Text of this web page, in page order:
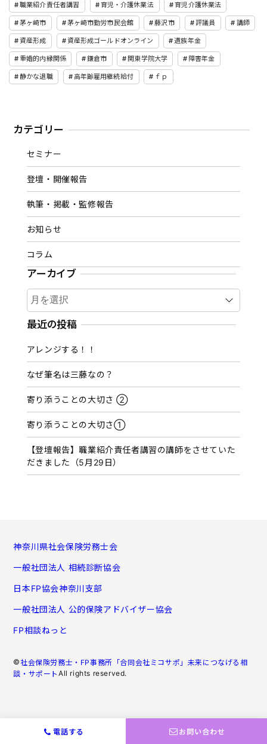
職業紹介責任者講習 育児・介護休業法 育児介護休業法
茅ヶ崎市 茅ヶ崎市勤労市民会館 藤沢市 評議員 講師
資産形成 資産形成ゴールドオンライン 遺族年金
重婚的内縁関係 鎌倉市 関東学院大学 障害年金
静かな退職 高年齢雇用継続給付 ｆｐ
カテゴリー
セミナー
登壇・開催報告
執筆・掲載・監修報告
お知らせ
コラム
アーカイブ
ア
ー
カ
ブ
最近の投稿
アレンジする！！
なぜ筆名は三藤なの？
寄り添うことの大切さ ②
寄り添うことの大切さ①
【登壇報告】職業紹介責任者講習の講師をさせていた
だきました（5月29日）
神奈川県社会保険労務士会
一般社団法人 相続診断協会
日本FP協会神奈川支部
一般社団法人 公的保険アドバイザー協会
FP相談ねっと
© 社会保険労務士・FP事務所「合同会社ミコサポ」未来につなげる相
談・サポート All rights reserved.
電話する お問い合わせ